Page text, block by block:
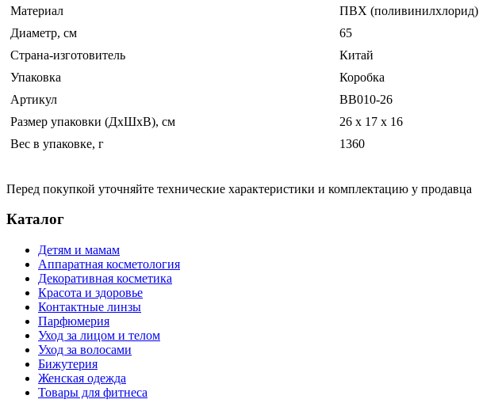
Материал
ПВХ (поливинилхлорид)
Диаметр, см
65
Страна-изготовитель
Китай
Упаковка
Коробка
Артикул
ВВ010-26
Размер упаковки (ДхШхВ), см
26 х 17 х 16
Вес в упаковке, г
1360
Перед покупкой уточняйте технические характеристики и комплектацию у продавца
Каталог
Детям и мамам
Аппаратная косметология
Декоративная косметика
Красота и здоровье
Контактные линзы
Парфюмерия
Уход за лицом и телом
Уход за волосами
Бижутерия
Женская одежда
Товары для фитнеса